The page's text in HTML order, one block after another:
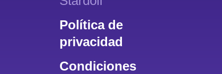
Política de
privacidad
Condiciones